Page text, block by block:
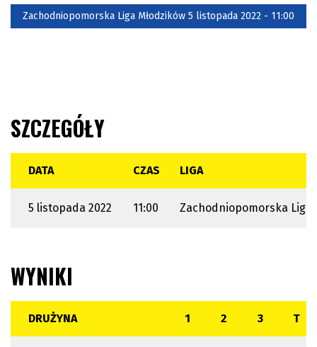
Zachodniopomorska Liga Młodzików 5 listopada 2022 - 11:00
SZCZEGÓŁY
DATA CZAS LIGA
5 listopada 2022 11:00 Zachodniopomorska Liga
WYNIKI
DRUŻYNA 1 2 3 T